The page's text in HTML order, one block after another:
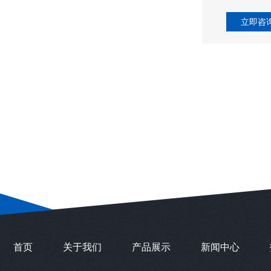
立即咨
首页 关于我们 产品展示 新闻中心